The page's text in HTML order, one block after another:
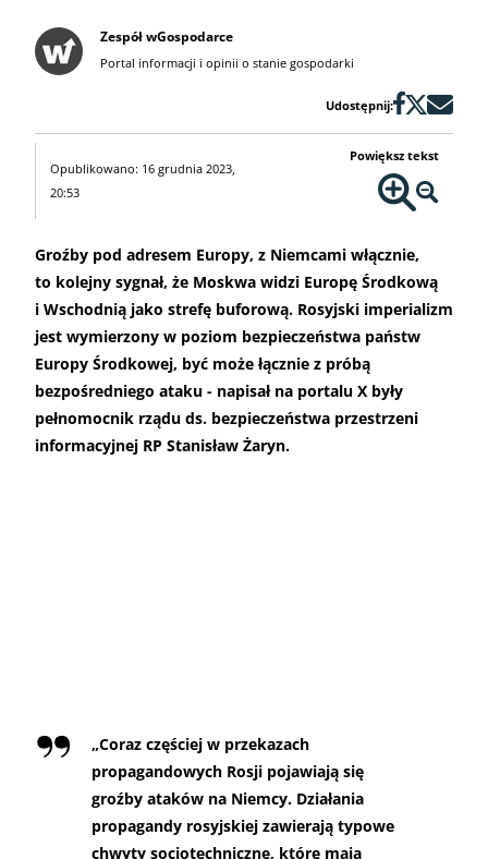
Zespół wGospodarce
Portal informacji i opinii o stanie gospodarki
Udostępnij:
Opublikowano: 16 grudnia 2023,
20:53
Powiększ tekst
Groźby pod adresem Europy, z Niemcami włącznie,
to kolejny sygnał, że Moskwa widzi Europę Środkową
i Wschodnią jako strefę buforową. Rosyjski imperializm
jest wymierzony w poziom bezpieczeństwa państw
Europy Środkowej, być może łącznie z próbą
bezpośredniego ataku - napisał na portalu X były
pełnomocnik rządu ds. bezpieczeństwa przestrzeni
informacyjnej RP Stanisław Żaryn.
„Coraz częściej w przekazach
propagandowych Rosji pojawiają się
groźby ataków na Niemcy. Działania
propagandy rosyjskiej zawierają typowe
chwyty socjotechniczne, które mają